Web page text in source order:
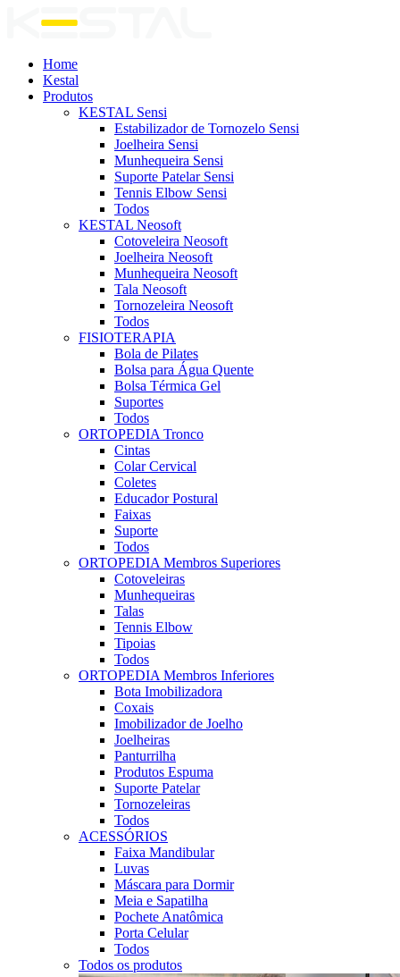
Home
Kestal
Produtos
KESTAL Sensi
Estabilizador de Tornozelo Sensi
Joelheira Sensi
Munhequeira Sensi
Suporte Patelar Sensi
Tennis Elbow Sensi
Todos
KESTAL Neosoft
Cotoveleira Neosoft
Joelheira Neosoft
Munhequeira Neosoft
Tala Neosoft
Tornozeleira Neosoft
Todos
FISIOTERAPIA
Bola de Pilates
Bolsa para Água Quente
Bolsa Térmica Gel
Suportes
Todos
ORTOPEDIA Tronco
Cintas
Colar Cervical
Coletes
Educador Postural
Faixas
Suporte
Todos
ORTOPEDIA Membros Superiores
Cotoveleiras
Munhequeiras
Talas
Tennis Elbow
Tipoias
Todos
ORTOPEDIA Membros Inferiores
Bota Imobilizadora
Coxais
Imobilizador de Joelho
Joelheiras
Panturrilha
Produtos Espuma
Suporte Patelar
Tornozeleiras
Todos
ACESSÓRIOS
Faixa Mandibular
Luvas
Máscara para Dormir
Meia e Sapatilha
Pochete Anatômica
Porta Celular
Todos
Todos os produtos